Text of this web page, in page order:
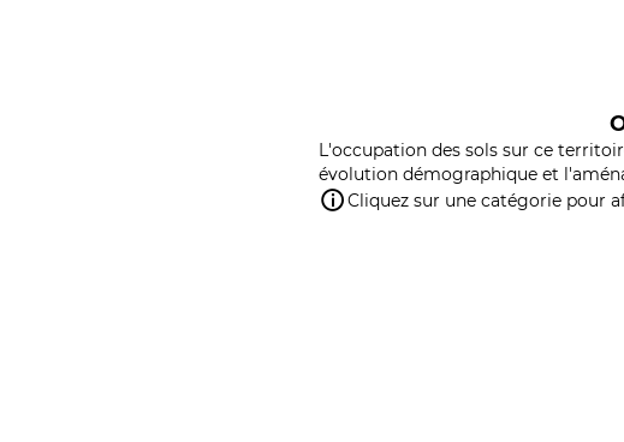
L'occupation des sols sur ce
évolution démographique et
Cliquez sur une catégorie pour